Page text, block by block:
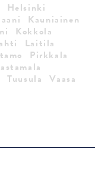
Helsinki
Kauniainen
Kokkola
Laitila
Pirkkala
Tuusula
Vaasa